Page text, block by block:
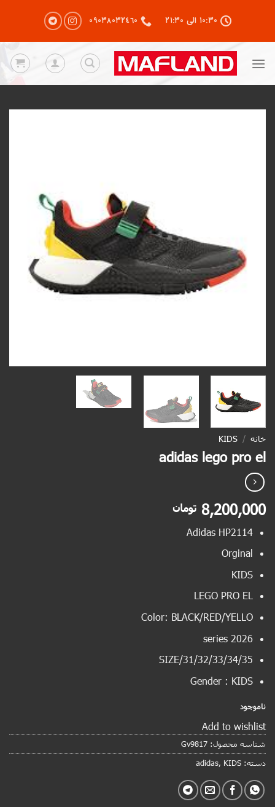
۱۰:۳۰ الی ۲۱:۳۰ ٠٩٠٣٨٠٣٢٤٦٠
خانه /
KIDS
adidas lego pro el
8,200,000 تومان
Adidas HP2114
Orginal
KIDS
LEGO PRO EL
Color: BLACK/RED/YELLO
2026 series
SIZE/31/32/33/34/35
Gender : KIDS
ناموجود
Add to wishlist
شناسه محصول: Gv9817
دسته:
adidas, KIDS